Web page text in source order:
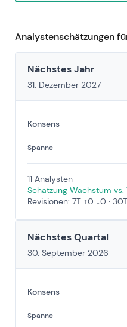
Analystenschätzungen
Nächstes Jahr
31. Dezember 2027
Konsens
Spanne
11 Analysten
Schätzung Wachstum vs.
Revisionen: 7T ↑0 ↓0 ·
Nächstes Quartal
30. September 2026
Konsens
Spanne